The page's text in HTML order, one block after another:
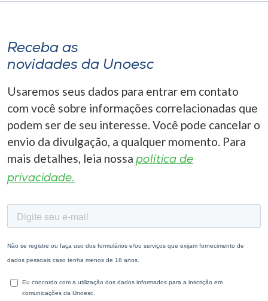
Receba as
novidades da Unoesc
Usaremos seus dados para entrar em contato
com você sobre informações correlacionadas que
podem ser de seu interesse. Você pode cancelar o
envio da divulgação, a qualquer momento. Para
mais detalhes, leia nossa política de
privacidade.